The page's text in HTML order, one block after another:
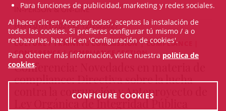
IN-PERSON & ON-LINE
From 01/11/2027 to 12/20/2027
CULTURE / TRAINING COMMISSION | COMPLIANCE |
CONFERENCE | COMPLIANCE SECTION
Conferencia: Novedades en materia de
compliance: Directiva sobre la lucha
contra la corrupción y Anteproyecto de
Ley Orgánica de Integridad Pública
Para funciones de publicidad, marketing y redes sociales.
Al hacer clic en 'Aceptar todas', aceptas la instalación de
todas las cookies. Si prefieres configurar tú mismo / a o
rechazarlas, haz clic en 'Configuración de cookies'.
Para obtener más información, visite nuestra política de
cookies.
CONFIGURE COOKIES